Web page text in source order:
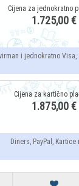
1.725,00 €
i jednokratno
1.875,00 €
Diners, PayPal, Kartice